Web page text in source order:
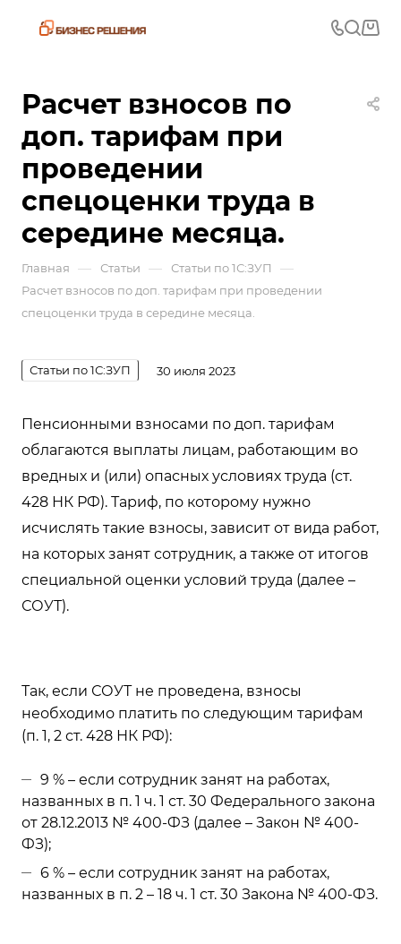
Расчет взносов по
доп. тарифам при
проведении
спецоценки труда в
середине месяца.
Главная — Статьи — Статьи по 1С:ЗУП —
Расчет взносов по доп. тарифам при проведении
спецоценки труда в середине месяца.
Статьи по 1С:ЗУП 30 июля 2023
Пенсионными взносами по доп. тарифам
облагаются выплаты лицам, работающим во
вредных и (или) опасных условиях труда (ст.
428 НК РФ). Тариф, по которому нужно
исчислять такие взносы, зависит от вида работ,
на которых занят сотрудник, а также от итогов
специальной оценки условий труда (далее –
СОУТ).
Так, если СОУТ не проведена, взносы
необходимо платить по следующим тарифам
(п. 1, 2 ст. 428 НК РФ):
9 % – если сотрудник занят на работах,
названных в п. 1 ч. 1 ст. 30 Федерального закона
от 28.12.2013 № 400-ФЗ (далее – Закон № 400-
ФЗ);
6 % – если сотрудник занят на работах,
названных в п. 2 – 18 ч. 1 ст. 30 Закона № 400-ФЗ.